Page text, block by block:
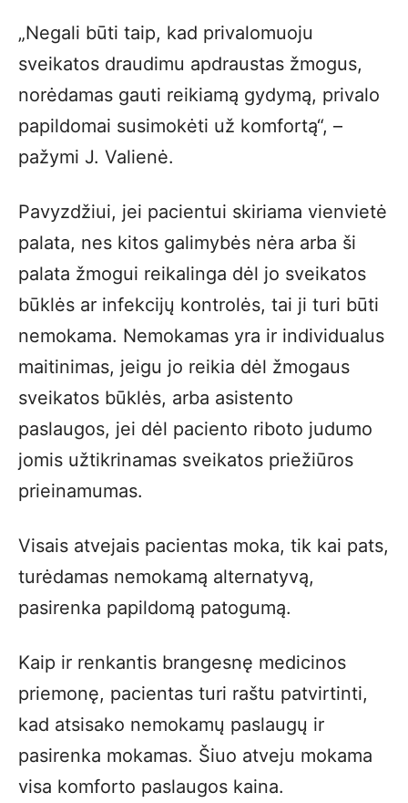
„Negali būti taip, kad privalomuoju
sveikatos draudimu apdraustas žmogus,
norėdamas gauti reikiamą gydymą, privalo
papildomai susimokėti už komfortą“, –
pažymi J. Valienė.
Pavyzdžiui, jei pacientui skiriama vienvietė
palata, nes kitos galimybės nėra arba ši
palata žmogui reikalinga dėl jo sveikatos
būklės ar infekcijų kontrolės, tai ji turi būti
nemokama. Nemokamas yra ir individualus
maitinimas, jeigu jo reikia dėl žmogaus
sveikatos būklės, arba asistento
paslaugos, jei dėl paciento riboto judumo
jomis užtikrinamas sveikatos priežiūros
prieinamumas.
Visais atvejais pacientas moka, tik kai pats,
turėdamas nemokamą alternatyvą,
pasirenka papildomą patogumą.
Kaip ir renkantis brangesnę medicinos
priemonę, pacientas turi raštu patvirtinti,
kad atsisako nemokamų paslaugų ir
pasirenka mokamas. Šiuo atveju mokama
visa komforto paslaugos kaina.